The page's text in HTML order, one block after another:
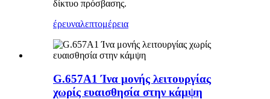
δίκτυο πρόσβασης.
έρευναλεπτομέρεια
G.657A1 Ίνα μονής λειτουργίας
χωρίς ευαισθησία στην κάμψη